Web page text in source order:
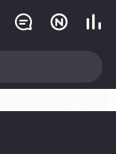
  